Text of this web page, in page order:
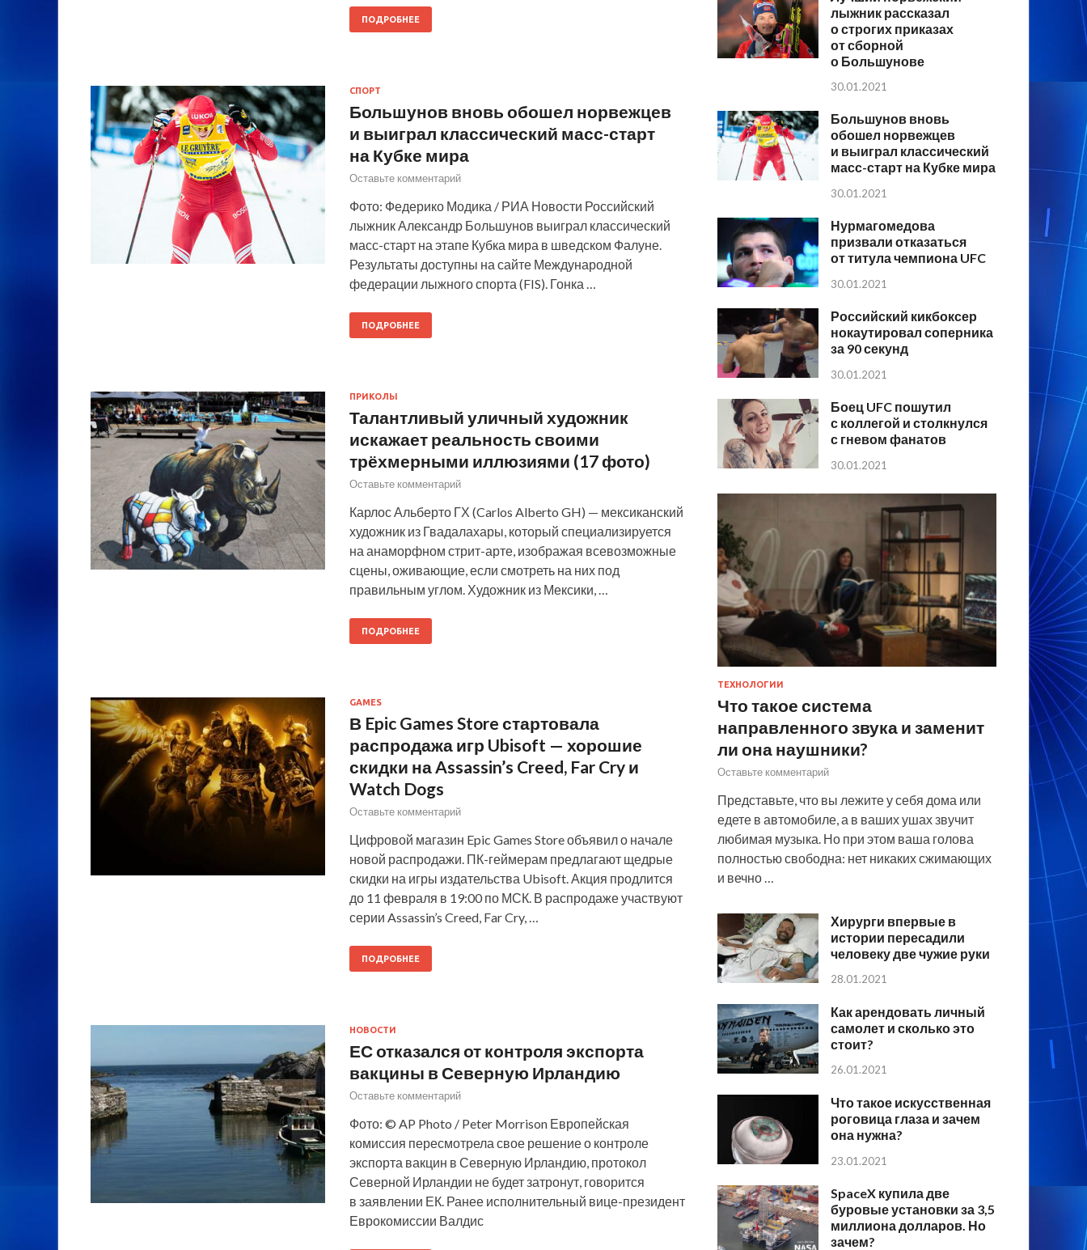
ПОДРОБНЕЕ
СПОРТ
Большунов вновь обошел норвежцев
и выиграл классический масс-старт
на Кубке мира
Оставьте комментарий
Фото: Федерико Модика / РИА Новости Российский
лыжник Александр Большунов выиграл классический
масс-старт на этапе Кубка мира в шведском Фалуне.
Результаты доступны на сайте Международной
федерации лыжного спорта (FIS). Гонка …
ПОДРОБНЕЕ
ПРИКОЛЫ
Талантливый уличный художник
искажает реальность своими
трёхмерными иллюзиями (17 фото)
Оставьте комментарий
Карлос Альберто ГХ (Carlos Alberto GH) — мексиканский
художник из Гвадалахары, который специализируется
на анаморфном стрит-арте, изображая всевозможные
сцены, оживающие, если смотреть на них под
правильным углом. Художник из Мексики, …
ПОДРОБНЕЕ
GAMES
В Epic Games Store стартовала
распродажа игр Ubisoft — хорошие
скидки на Assassin’s Creed, Far Cry и
Watch Dogs
Оставьте комментарий
Цифровой магазин Epic Games Store объявил о начале
новой распродажи. ПК-геймерам предлагают щедрые
скидки на игры издательства Ubisoft. Акция продлится
до 11 февраля в 19:00 по МСК. В распродаже участвуют
серии Assassin’s Creed, Far Cry, …
ПОДРОБНЕЕ
НОВОСТИ
ЕС отказался от контроля экспорта
вакцины в Северную Ирландию
Оставьте комментарий
Фото: © AP Photo / Peter Morrison Европейская
комиссия пересмотрела свое решение о контроле
экспорта вакцин в Северную Ирландию, протокол
Северной Ирландии не будет затронут, говорится
в заявлении ЕК. Ранее исполнительный вице-президент
Еврокомиссии Валдис
лыжник рассказал
о строгих приказах
от сборной
о Большунове
30.01.2021
Большунов вновь
обошел норвежцев
и выиграл классический
масс-старт на Кубке мира
30.01.2021
Нурмагомедова
призвали отказаться
от титула чемпиона UFC
30.01.2021
Российский кикбоксер
нокаутировал соперника
за 90 секунд
30.01.2021
Боец UFC пошутил
с коллегой и столкнулся
с гневом фанатов
30.01.2021
ТЕХНОЛОГИИ
Что такое система
направленного звука и заменит
ли она наушники?
Оставьте комментарий
Представьте, что вы лежите у себя дома или
едете в автомобиле, а в ваших ушах звучит
любимая музыка. Но при этом ваша голова
полностью свободна: нет никаких сжимающих
и вечно …
Хирурги впервые в
истории пересадили
человеку две чужие руки
28.01.2021
Как арендовать личный
самолет и сколько это
стоит?
26.01.2021
Что такое искусственная
роговица глаза и зачем
она нужна?
23.01.2021
SpaceX купила две
буровые установки за 3,5
миллиона долларов. Но
зачем?